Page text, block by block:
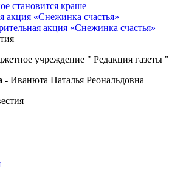
становится краше
акция «Снежинка счастья»
учреждение " Редакция
- Иванюта Наталья Реональдовна